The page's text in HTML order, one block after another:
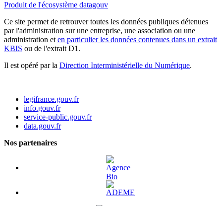
Produit de l'écosystème datagouv
Ce site permet de retrouver toutes les données publiques détenues
par l'administration sur une entreprise, une association ou une
administration et en particulier les données contenues dans un extrait
KBIS ou de l'extrait D1.
Il est opéré par la Direction Interministérielle du Numérique.
legifrance.gouv.fr
info.gouv.fr
service-public.gouv.fr
data.gouv.fr
Nos partenaires